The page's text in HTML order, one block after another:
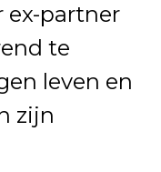
ex-partner
te
leven en
zijn